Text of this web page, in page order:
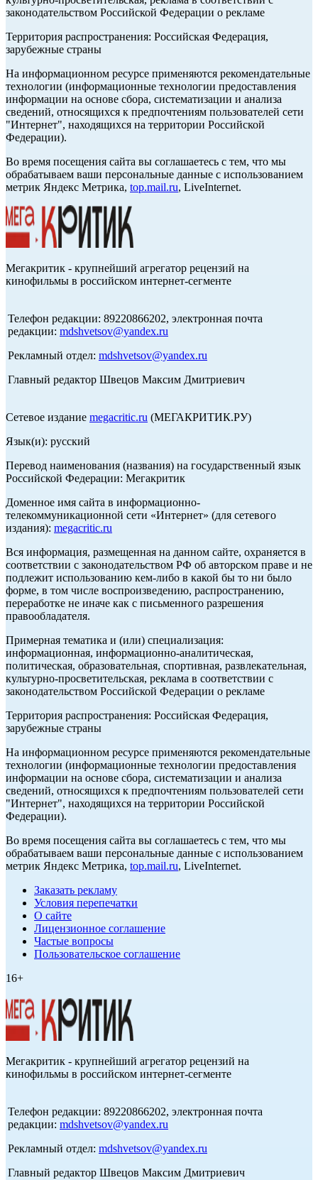
законодательством Российской Федерации о рекламе
Территория распространения: Российская Федерация,
зарубежные страны
На информационном ресурсе применяются рекомендательные
технологии (информационные технологии предоставления
информации на основе сбора, систематизации и анализа
сведений, относящихся к предпочтениям пользователей сети
"Интернет", находящихся на территории Российской
Федерации).
Во время посещения сайта вы соглашаетесь с тем, что мы
обрабатываем ваши персональные данные с использованием
метрик Яндекс Метрика, top.mail.ru, LiveInternet.
Мегакритик - крупнейший агрегатор рецензий на
кинофильмы в российском интернет-сегменте
Телефон редакции: 89220866202, электронная почта
редакции: mdshvetsov@yandex.ru
Рекламный отдел: mdshvetsov@yandex.ru
Главный редактор Швецов Максим Дмитриевич
Сетевое издание megacritic.ru (МЕГАКРИТИК.РУ)
Язык(и): русский
Перевод наименования (названия) на государственный язык
Российской Федерации: Мегакритик
Доменное имя сайта в информационно-
телекоммуникационной сети «Интернет» (для сетевого
издания): megacritic.ru
Вся информация, размещенная на данном сайте, охраняется в
соответствии с законодательством РФ об авторском праве и не
подлежит использованию кем-либо в какой бы то ни было
форме, в том числе воспроизведению, распространению,
переработке не иначе как с письменного разрешения
правообладателя.
Примерная тематика и (или) специализация:
информационная, информационно-аналитическая,
политическая, образовательная, спортивная, развлекательная,
культурно-просветительская, реклама в соответствии с
законодательством Российской Федерации о рекламе
Территория распространения: Российская Федерация,
зарубежные страны
На информационном ресурсе применяются рекомендательные
технологии (информационные технологии предоставления
информации на основе сбора, систематизации и анализа
сведений, относящихся к предпочтениям пользователей сети
"Интернет", находящихся на территории Российской
Федерации).
Во время посещения сайта вы соглашаетесь с тем, что мы
обрабатываем ваши персональные данные с использованием
метрик Яндекс Метрика, top.mail.ru, LiveInternet.
Заказать рекламу
Условия перепечатки
О сайте
Лицензионное соглашение
Частые вопросы
Пользовательское соглашение
16+
Мегакритик - крупнейший агрегатор рецензий на
кинофильмы в российском интернет-сегменте
Телефон редакции: 89220866202, электронная почта
редакции: mdshvetsov@yandex.ru
Рекламный отдел: mdshvetsov@yandex.ru
Главный редактор Швецов Максим Дмитриевич